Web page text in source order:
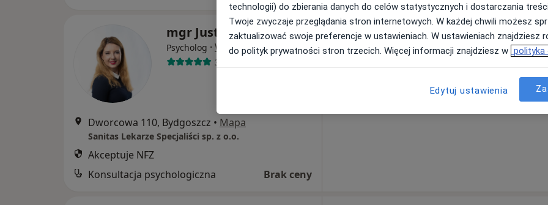
mgr Justyna Żywna
Psycholog · Więcej
3 opinie
Dworcowa 110, Bydgoszcz • Mapa
Sanitas Lekarze Specjaliści sp. z o.o.
Akceptuje NFZ
Konsultacja psychologiczna
Brak ceny
Dziś Jutro Sob, Ndz,
9 Sie
Brak kalendarza w Twojej lokalizacji.
technologii) do zbierania danych do celów statystycznych i dostarczania
Twoje zwyczaje przeglądania stron internetowych. W każdej chwili możesz
zaktualizować swoje preferencje w ustawieniach. W ustawieniach znajdziesz
do polityk prywatności stron trzecich. Więcej informacji znajdziesz w polityka
Edytuj ustawienia